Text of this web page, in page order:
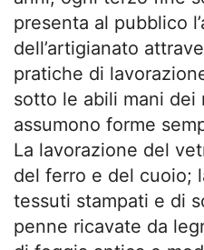
presenta al pubblico
dell’artigianato
pratiche di
sotto le abili mani dei
assumono forme
La lavorazione del
del ferro e del cuoio;
tessuti stampati e di
penne ricavate da